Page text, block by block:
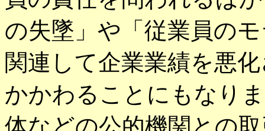
の失墜」や「従業員の
関連して企業業績を悪
かかわることにもなり